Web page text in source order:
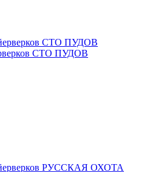
СТО ПУДОВ